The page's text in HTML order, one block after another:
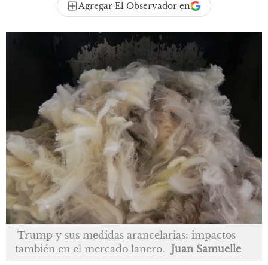
Agregar El Observador en
Trump y sus medidas arancelarias: impactos
también en el mercado lanero. Juan Samuelle